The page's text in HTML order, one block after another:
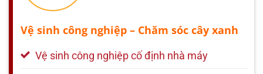
Vệ sinh công nghiệp – Chăm sóc cây xanh
Vệ sinh công nghiệp cố định nhà máy